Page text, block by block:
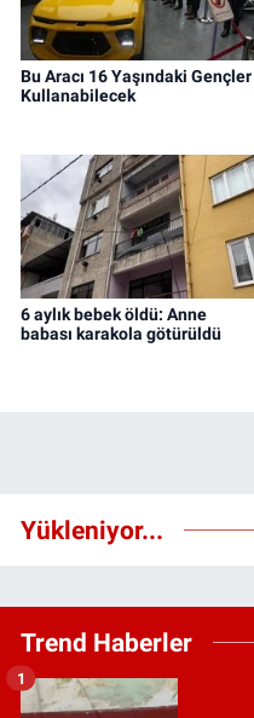
Bu Aracı 16 Yaşındaki Gençler
Kullanabilecek
6 aylık bebek öldü: Anne
babası karakola götürüldü
Yükleniyor...
Trend Haberler
1